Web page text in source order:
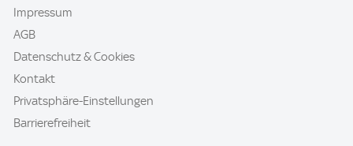
Impressum
AGB
Datenschutz & Cookies
Kontakt
Privatsphäre-Einstellungen
Barrierefreiheit